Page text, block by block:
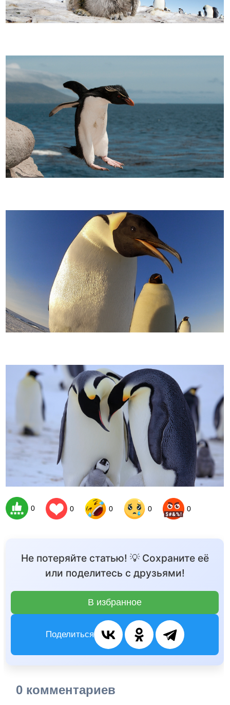
0 0 0 0 0
Не потеряйте статью! 💡 Сохраните её
или поделитесь с друзьями!
В избранное
Поделиться
0 комментариев